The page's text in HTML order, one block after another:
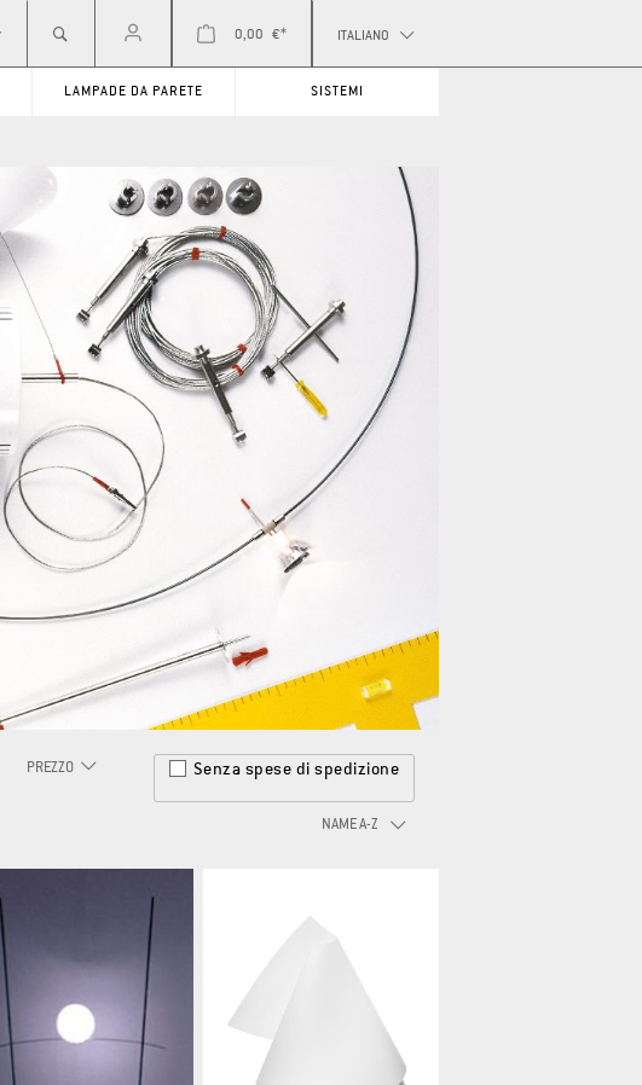
0,00 €* ITALIANO
0,00 €*
ITALIANO
LAMPADE DA PARETE SISTEMI
PREZZO Senza spese di spedizione